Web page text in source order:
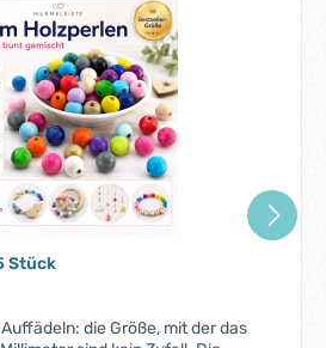
Stück
die Größe, mit der das